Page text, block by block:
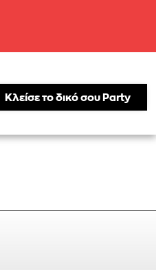
Κλείσε το δικό σου Party